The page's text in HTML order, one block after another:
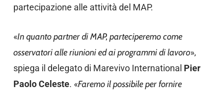
partecipazione alle attività del MAP.
«In quanto partner di MAP, parteciperemo come
osservatori alle riunioni ed ai programmi di lavoro»,
spiega il delegato di Marevivo International Pier
Paolo Celeste. «Faremo il possibile per fornire